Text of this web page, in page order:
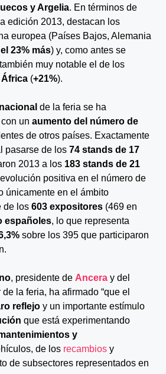
y Argelia. En términos de
edición 2013, destacan los
europea (Países Bajos, Alemania
el 23% más) y, como antes se
muy notable el de los
(+21%).
de la feria se ha
un aumento del número de
de otros países. Exactamente
pasarse de los 74 stands de 17
2013 a los 183 stands de 21
positiva en el número de
únicamente en el ámbito
de los 603 expositores (469 en
españoles, lo que representa
sobre los 395 que participaron
, presidente de Ancera y del
la feria, ha afirmado “que el
reflejo y un importante estímulo
que está experimentando
y
de los recambios y
de subsectores representados en